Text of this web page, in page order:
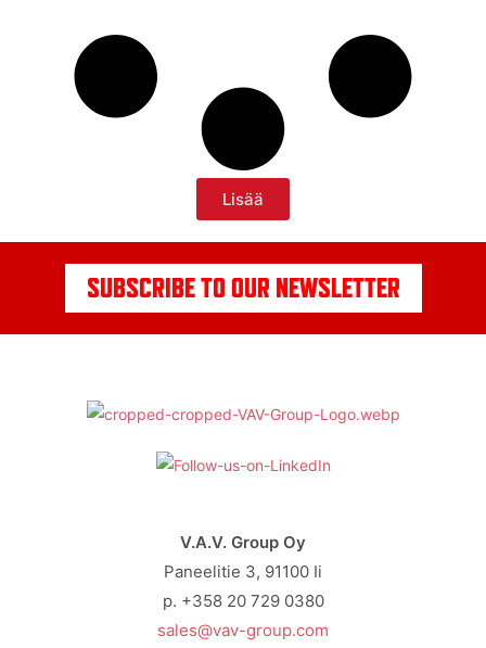
Lisää
SUBSCRIBE TO OUR NEWSLETTER
V.A.V. Group Oy
Paneelitie 3, 91100 Ii
p. +358 20 729 0380
sales@vav-group.com